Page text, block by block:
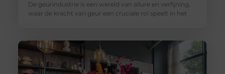
De geurindustrie is een wereld van allure en verfijning,
waar de kracht van geur een cruciale rol speelt in het